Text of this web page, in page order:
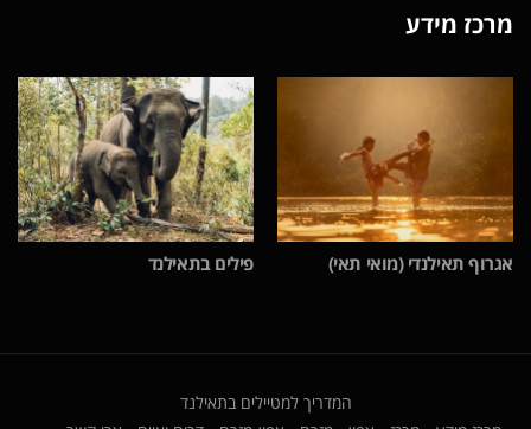
מרכז מידע
פילים בתאילנד אגרוף תאילנדי (מואי תאי)
המדריך למטיילים בתאילנד